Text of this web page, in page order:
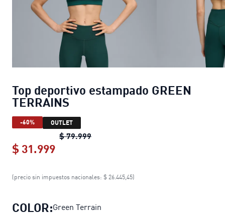
Top deportivo estampado GREEN
TERRAINS
-60% OUTLET
$ 79.999Top deportivo estampado GREEN
$ 31.999
Top deportivo estampado GREEN
(precio sin impuestos nacionales: $ 26.445,45)
COLOR:Green Terrain